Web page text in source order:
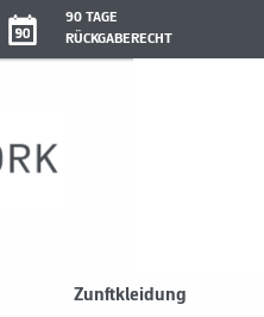
90 TAGE
RÜCKGABERECHT
Zunftkleidung